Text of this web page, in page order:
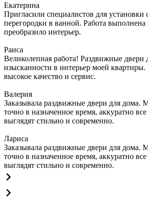
Екатерина
Пригласили специалистов для установки
перегородки в ванной. Работа выполнена
преобразило интерьер.
Раиса
Великолепная работа! Раздвижные двери
изысканности в интерьер моей квартиры.
высокое качество и сервис.
Валерия
Заказывала раздвижные двери для дома.
точно в назначенное время, аккуратно
выглядят стильно и современно.
Лариса
Заказывала раздвижные двери для дома.
точно в назначенное время, аккуратно
выглядят стильно и современно.